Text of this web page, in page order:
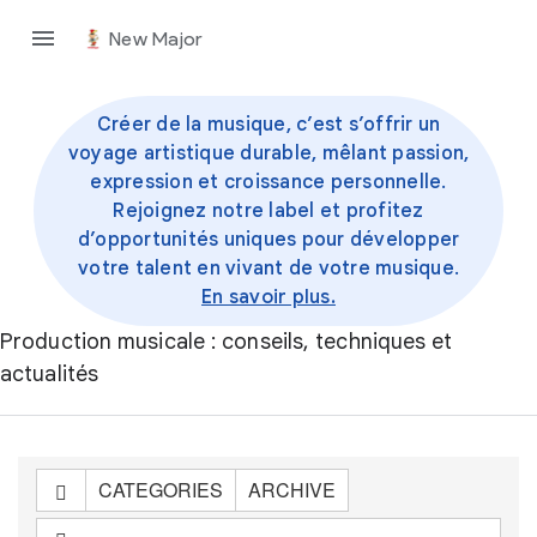
New Major
Créer de la musique, c’est s’offrir un
voyage artistique durable, mêlant passion,
expression et croissance personnelle.
Rejoignez notre label et profitez
d’opportunités uniques pour développer
votre talent en vivant de votre musique.
En savoir plus.
Production musicale : conseils, techniques et
actualités
CATEGORIES ARCHIVE